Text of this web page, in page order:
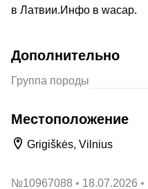
в Латвии.Инфо в wacap.
Дополнительно
Группа породы
Местоположение
Grigiškės, Vilnius
№10967088 18.07.2026